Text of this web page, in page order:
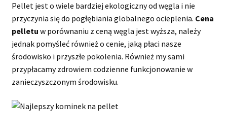
Pellet jest o wiele bardziej ekologiczny od węgla i nie
przyczynia się do pogłębiania globalnego ocieplenia. Cena
pelletu w porównaniu z ceną węgla jest wyższa, należy
jednak pomyśleć również o cenie, jaką płaci nasze
środowisko i przyszłe pokolenia. Również my sami
przypłacamy zdrowiem codzienne funkcjonowanie w
zanieczyszczonym środowisku.